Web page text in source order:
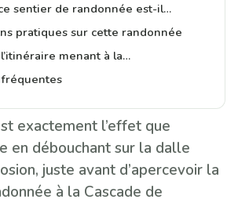
sentier de randonnée est-il…
pratiques sur cette randonnée
menant à la…
exactement l’effet que
en débouchant sur la dalle
juste avant d’apercevoir la
à la Cascade de